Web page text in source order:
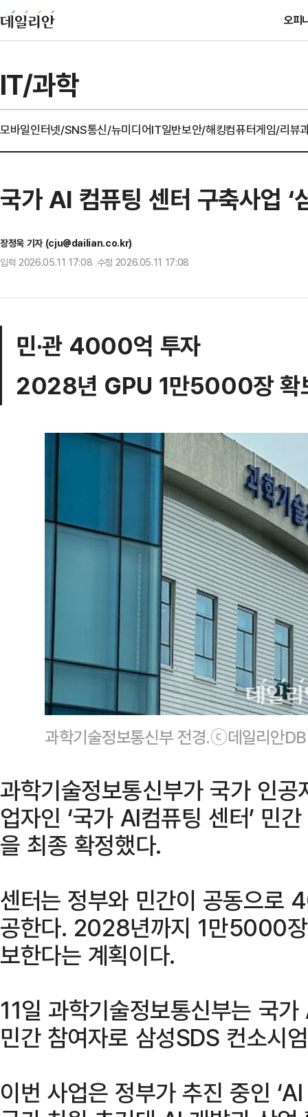
오피
IT/과학
모바일인터넷/SNS통신/뉴미디어IT일반보안/해킹컴퓨터게임/리뷰
국가 AI 컴퓨팅 센터 구축사업 ‘
장정욱 기자 (cju@dailian.co.kr)
입력 2026.05.11 17:08 수정 2026.05.11 17:08
민·관 4000억 투자
2028년 GPU 1만5000장 확
과학기술정보통신부 전경.ⓒ데일리안DB
과학기술정보통신부가 국가 인
업자인 ‘국가 AI컴퓨팅 센터’ 민
을 최종 확정했다.
센터는 정부와 민간이 공동으로
공한다. 2028년까지 1만5000
보한다는 계획이다.
11일 과학기술정보통신부는 국
민간 참여자로 삼성SDS 컨소시
이번 사업은 정부가 추진 중인